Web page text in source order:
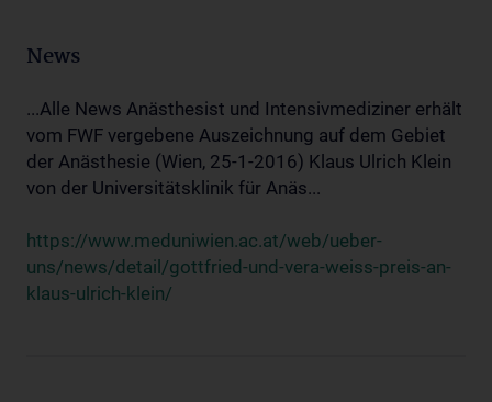
News
...Alle News Anästhesist und Intensivmediziner erhält
vom FWF vergebene Auszeichnung auf dem Gebiet
der Anästhesie (Wien, 25-1-2016) Klaus Ulrich Klein
von der Universitätsklinik für Anäs...
https://www.meduniwien.ac.at/web/ueber-
uns/news/detail/gottfried-und-vera-weiss-preis-an-
klaus-ulrich-klein/